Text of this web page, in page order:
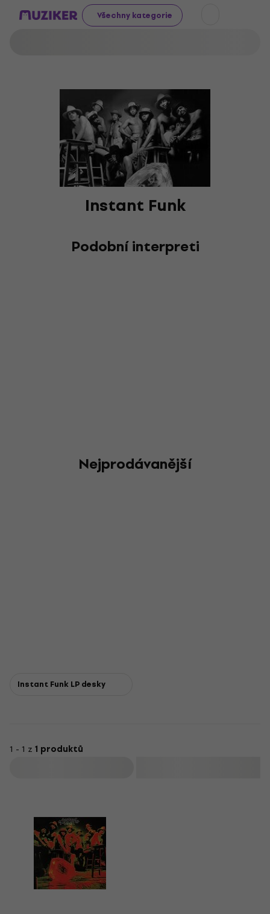
Všechny kategorie
Instant Funk
Podobní interpreti
Nejprodávanější
Instant Funk LP desky
1 - 1 z 1 produktů